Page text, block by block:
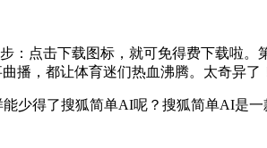
点击下载图标，就可免得费下载啦。
播，都让体育迷们热血沸腾。太奇异了
得了搜狐简单AI呢？搜狐简单AI是